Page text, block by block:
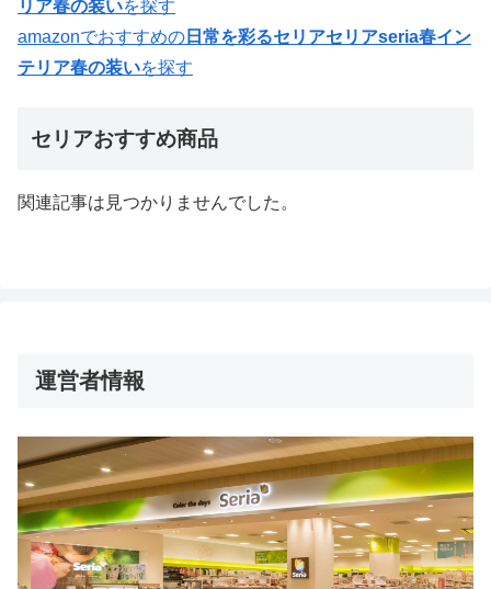
リア春の装いを探す
amazonでおすすめの 日常を彩るセリアセリアseria春イン
テリア春の装いを探す
セリアおすすめ商品
関連記事は見つかりませんでした。
運営者情報